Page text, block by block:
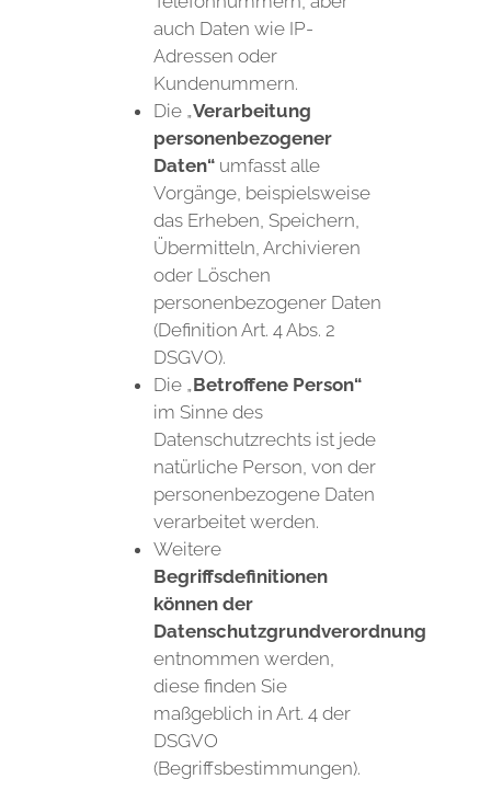
auch Daten wie IP-
Adressen oder
Kundenummern.
Die „Verarbeitung
personenbezogener
Daten“umfasst alle
Vorgänge, beispielsweise
das Erheben, Speichern,
Übermitteln, Archivieren
oder Löschen
personenbezogener Daten
(Definition Art. 4 Abs. 2
DSGVO).
Die „Betroffene Person“
im Sinne des
Datenschutzrechts ist jede
natürliche Person, von der
personenbezogene Daten
verarbeitet werden.
Weitere
Begriffsdefinitionen
können der
Datenschutzgrundverordnung
entnommen werden,
diese finden Sie
maßgeblich in Art. 4 der
DSGVO
(Begriffsbestimmungen).